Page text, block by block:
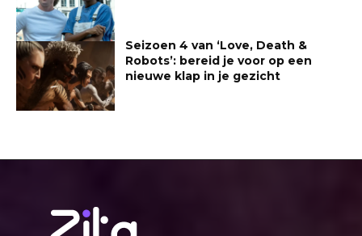
Seizoen 4 van ‘Love, Death &
Robots’: bereid je voor op een
nieuwe klap in je gezicht